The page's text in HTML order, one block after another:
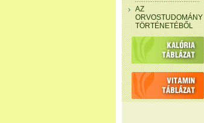
AZ
ORVOSTUDOMÁNY
TÖRTÉNETÉBŐL